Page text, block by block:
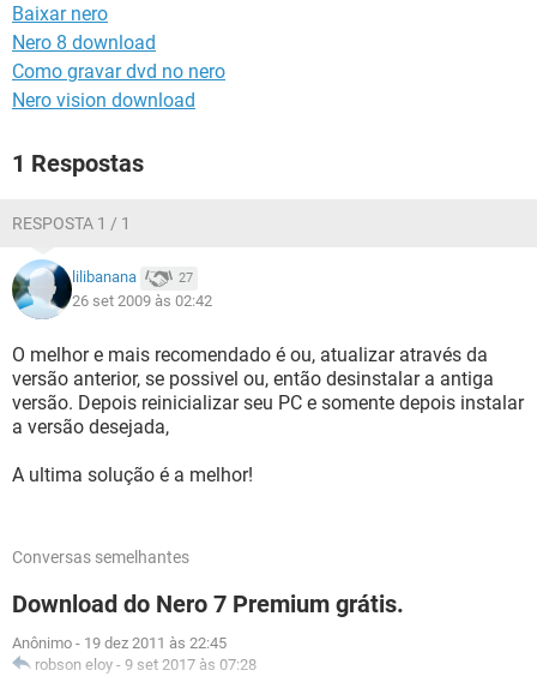
Baixar nero
Nero 8 download
Como gravar dvd no nero
Nero vision download
1 Respostas
RESPOSTA 1 / 1
lilibanana 27
26 set 2009 às 02:42
O melhor e mais recomendado é ou, atualizar através da
versão anterior, se possivel ou, então desinstalar a antiga
versão. Depois reinicializar seu PC e somente depois instalar
a versão desejada,
A ultima solução é a melhor!
Conversas semelhantes
Download do Nero 7 Premium grátis.
Anônimo - 19 dez 2011 às 22:45
robson eloy - 9 set 2017 às 07:28